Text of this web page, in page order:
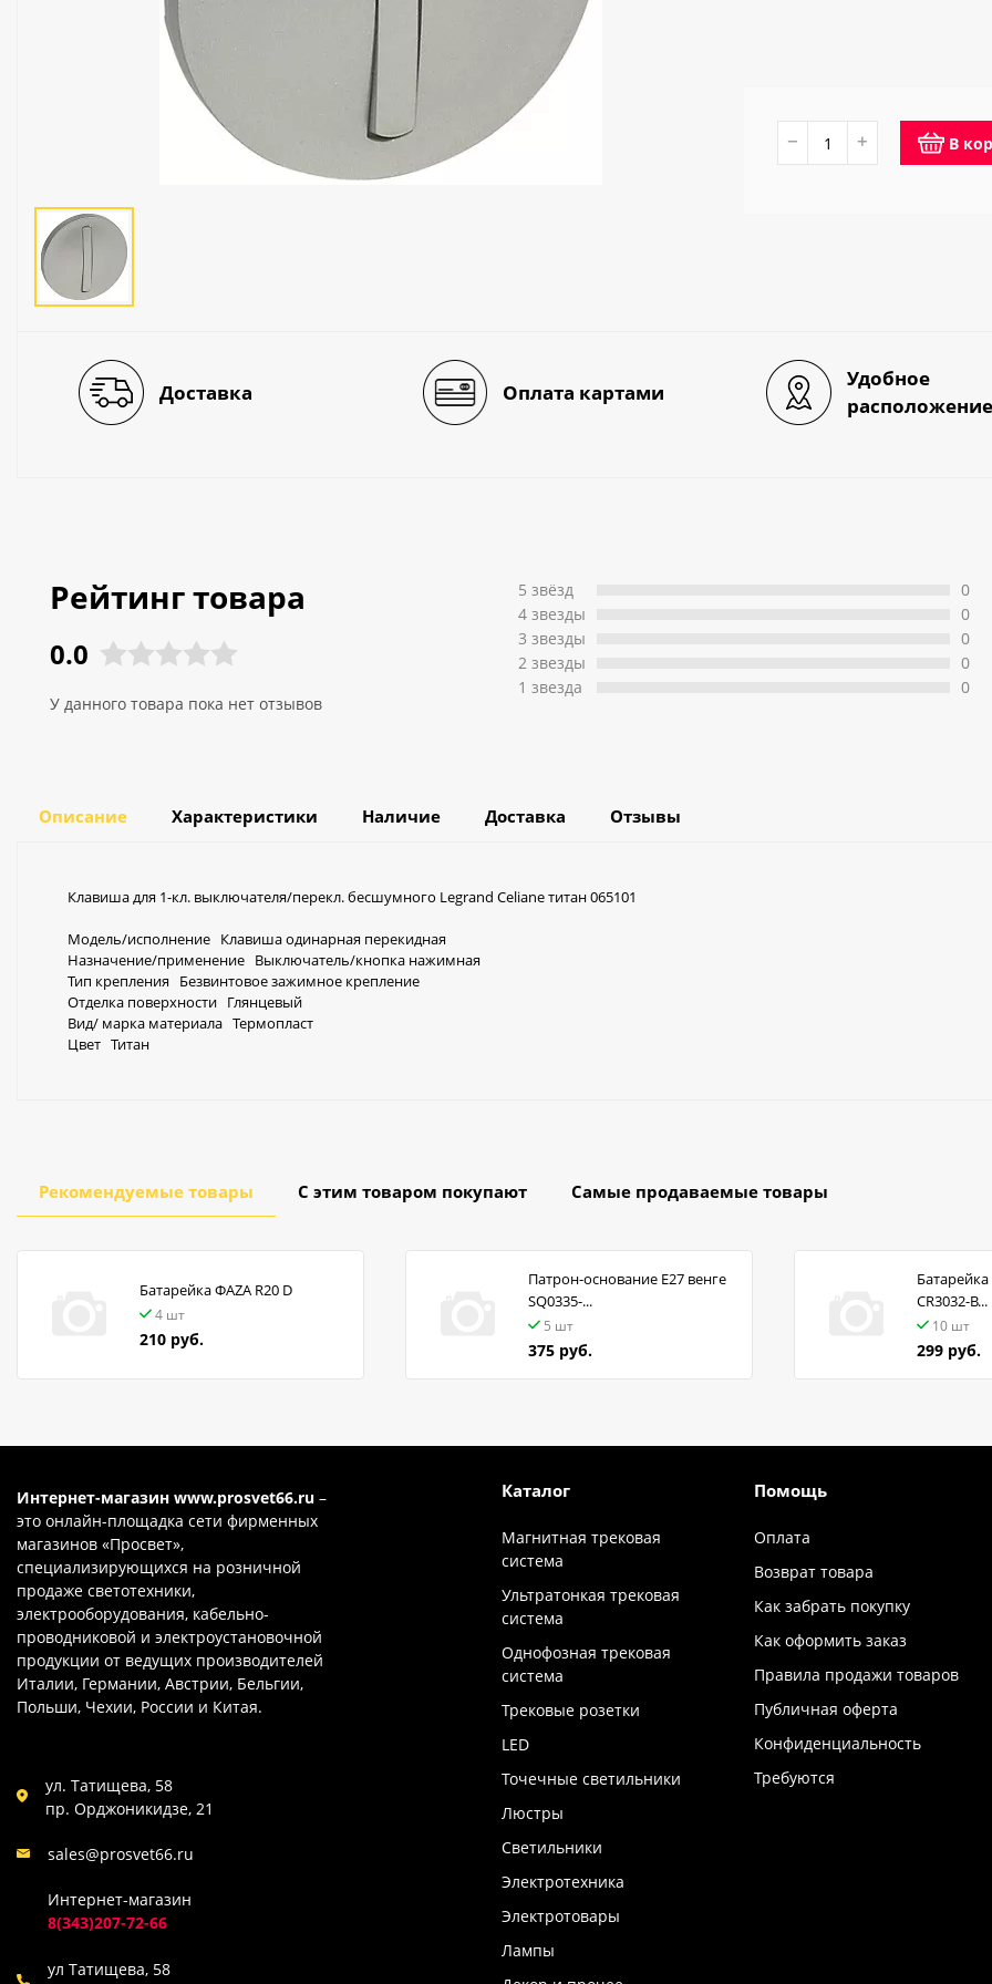
Декор и прочее
− + В
Доставка Оплата картами
Удобное
расположение
Рейтинг товара
0.0
У данного товара пока нет отзывов
5 звёзд
4 звeзды
3 звeзды
2 звeзды
1 звeзда
0
0
0
0
0
Описание Характеристики Наличие Доставка Отзывы
Клавиша для 1-кл. выключателя/перекл. бесшумного Legrand Celiane титан 065101
Модель/исполнение Клавиша одинарная перекидная
Назначение/применение Выключатель/кнопка нажимная
Тип крепления Безвинтовое зажимное крепление
Отделка поверхности Глянцевый
Вид/ марка материала Термопласт
Цвет Титан
Рекомендуемые товары С этим товаром покупают Самые продаваемые товары
Батарейка ФАZA R20 D
4 шт
210 руб.
Патрон-основание Е27 венге
SQ0335-...
5 шт
375 руб.
CR3032-B...
10 шт
299 руб.
Интернет-магазин www.prosvet66.ru –
это онлайн-площадка сети фирменных
магазинов «Просвет»,
специализирующихся на розничной
продаже светотехники,
электрооборудования, кабельно-
проводниковой и электроустановочной
продукции от ведущих производителей
Италии, Германии, Австрии, Бельгии,
Польши, Чехии, России и Китая.
ул. Татищева, 58
пр. Орджоникидзе, 21
sales@prosvet66.ru
Интернет-магазин
8(343)207-72-66
ул Татищева, 58
Каталог
Магнитная трековая
система
Ультратонкая трековая
система
Однофозная трековая
система
Трековые розетки
LED
Точечные светильники
Люстры
Светильники
Электротехника
Электротовары
Лампы
Помощь
Оплата
Возврат товара
Как забрать покупку
Как оформить заказ
Правила продажи товаров
Публичная оферта
Конфиденциальность
Требуются